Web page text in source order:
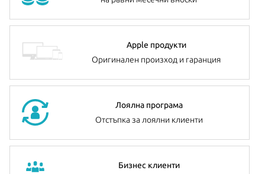
Apple продукти
Оригинален произход и гаранция
Лоялна програма
Отстъпка за лоялни клиенти
Бизнес клиенти